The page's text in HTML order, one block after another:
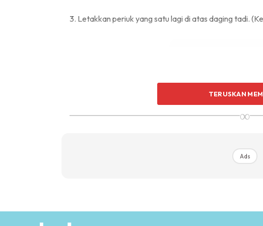
3. Letakkan periuk yang satu lagi di atas daging tadi.
5. Tunggu sehingga daging beku tersebut menjadi
TERUSKAN
∞
Ads